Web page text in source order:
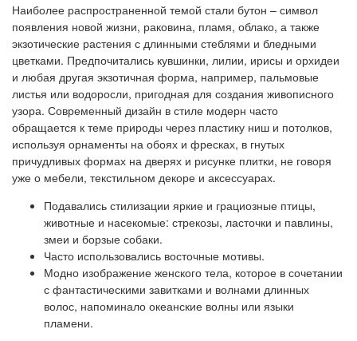
Наиболее распространенной темой стали бутон – символ
появления новой жизни, раковина, пламя, облако, а также
экзотические растения с длинными стеблями и бледными
цветками. Предпочитались кувшинки, лилии, ирисы и орхидеи
и любая другая экзотичная форма, например, пальмовые
листья или водоросли, пригодная для создания живописного
узора. Современный дизайн в стиле модерн часто
обращается к теме природы через пластику ниш и потолков,
используя орнаменты на обоях и фресках, в гнутых
причудливых формах на дверях и рисунке плитки, не говоря
уже о мебели, текстильном декоре и аксессуарах.
Подавались стилизации яркие и грациозные птицы,
животные и насекомые: стрекозы, ласточки и павлины,
змеи и борзые собаки.
Часто использовались восточные мотивы.
Модно изображение женского тела, которое в сочетании
с фантастическими завитками и волнами длинных
волос, напоминало океанские волны или языки
пламени.